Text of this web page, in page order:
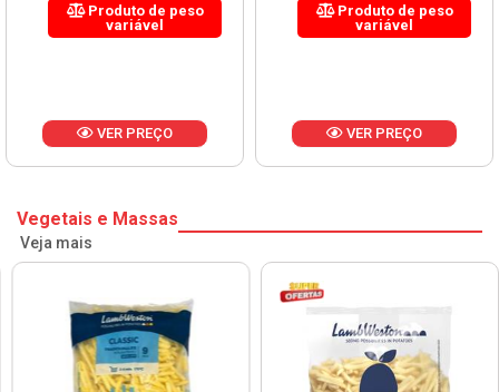
Produto de peso
variável
VER PREÇO
Produto de peso
variável
VER PREÇO
Vegetais e Massas
Veja mais